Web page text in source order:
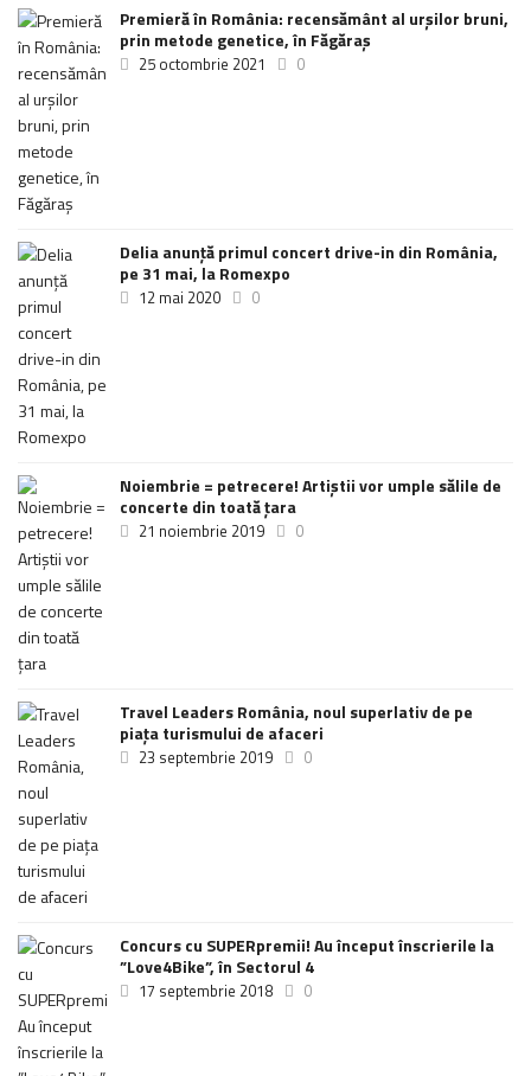
Premieră în România: recensământ al urșilor bruni,
prin metode genetice, în Făgăraș
25 octombrie 2021 0
Delia anunţă primul concert drive-in din România,
pe 31 mai, la Romexpo
12 mai 2020 0
Noiembrie = petrecere! Artiștii vor umple sălile de
concerte din toată țara
21 noiembrie 2019 0
Travel Leaders România, noul superlativ de pe
piața turismului de afaceri
23 septembrie 2019 0
Concurs cu SUPERpremii! Au început înscrierile la
”Love4Bike”, în Sectorul 4
17 septembrie 2018 0